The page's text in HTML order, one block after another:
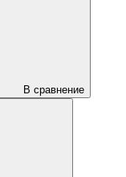
В сравнение